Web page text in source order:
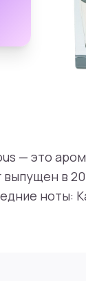
— это
в
ноты: